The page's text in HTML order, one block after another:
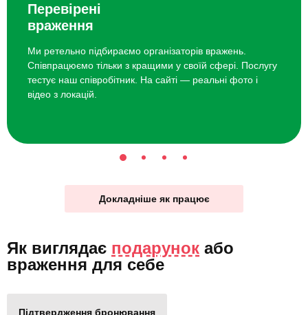
Перевірені
враження
Ми ретельно підбираємо організаторів вражень.
Співпрацюємо тільки з кращими у своїй сфері. Послугу
тестує наш співробітник. На сайті — реальні фото і
відео з локацій.
Докладніше як працює
Як виглядає подарунок або
враження для себе
Підтвердження бронювання